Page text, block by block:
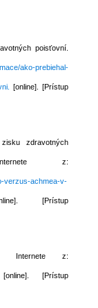
poisťovní.
ako-prebiehal-
[online]. [Prístup
zdravotných
z:
verzus-achmea-v-
[Prístup
Internete z:
[Prístup